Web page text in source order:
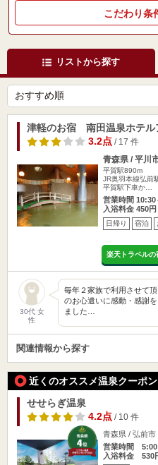
こだわり条
リストから探す
津軽のお宿 南田温泉ホテル
3.2点/ 17 件
青森県 / 平川
平賀駅890m
JR奥羽本線弘前
平賀駅下車か…
営業時間 10:30
入浴料金 450円
日帰り 宿泊
楽天トラベルの
30代 女
性
毎年２家族で利用させて
のお心遣いに感動・感謝
ました…
関連情報から探す
近くのオススメ温泉クーポン
せせらぎ温泉
4.2点/ 10 件
青森県 / 弘前市
営業時間 5:00
入浴料金 530